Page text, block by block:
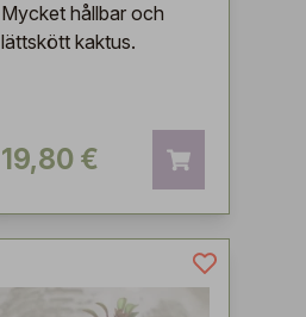
Mycket hållbar och
lättskött kaktus.
19,80 €